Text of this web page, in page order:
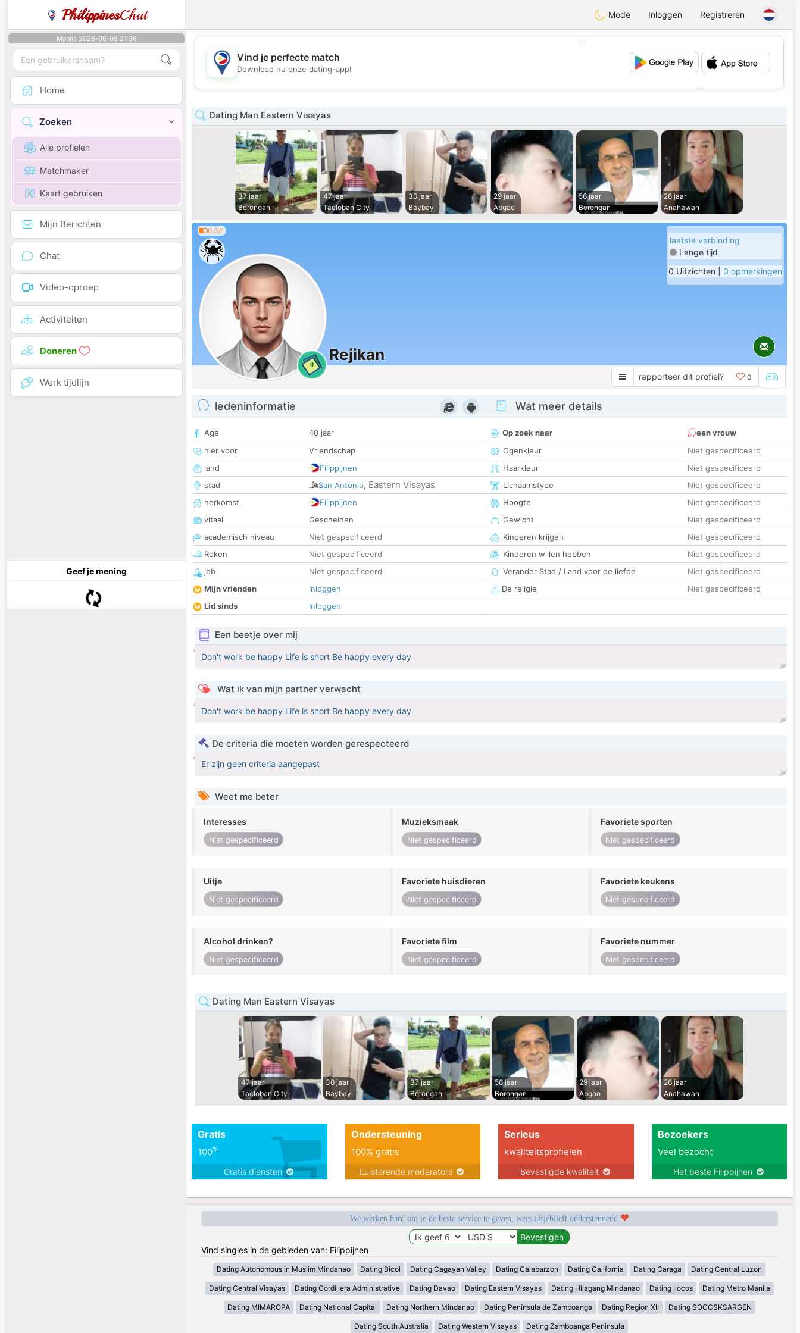
PhilippinesChat Mode Inloggen Registreren
Manila 2026-08-08 21:36
Home
Zoeken
Alle profielen
Matchmaker
Kaart gebruiken
Mijn Berichten
Chat
Video-oproep
Activiteiten
Doneren
Werk tijdlijn
Geef je mening
💕
Vind je perfecte match
Download nu onze dating-app!
Dating Man Eastern Visayas
37 jaar
Borongan
47 jaar
Tacloban City
30 jaar
Baybay
29 jaar
Abgao
56 jaar
Borongan
26 jaar
Anahawan
0.3/1
0
Rejikan
laatste verbinding
Lange tijd
0 Uitzichten | 0 opmerkingen
rapporteer dit profiel? 0
ledeninformatie
Age
40 jaar
hier voor
Vriendschap
land
Filippijnen
stad
San Antonio, Eastern Visayas
herkomst
Filippijnen
vitaal
Gescheiden
academisch niveau
Niet gespecificeerd
Roken
Niet gespecificeerd
job
Niet gespecificeerd
Mijn vrienden
Inloggen
Lid sinds
Inloggen
Wat meer details
Op zoek naar
een vrouw
Ogenkleur
Niet gespecificeerd
Haarkleur
Niet gespecificeerd
Lichaamstype
Niet gespecificeerd
Hoogte
Niet gespecificeerd
Gewicht
Niet gespecificeerd
Kinderen krijgen
Niet gespecificeerd
Kinderen willen hebben
Niet gespecificeerd
Verander Stad / Land voor de liefde
Niet gespecificeerd
De religie
Niet gespecificeerd
Een beetje over mij
Don't work be happy Life is short Be happy every day
Wat ik van mijn partner verwacht
Don't work be happy Life is short Be happy every day
De criteria die moeten worden gerespecteerd
Er zijn geen criteria aangepast
Weet me beter
Interesses
Niet gespecificeerd
Muzieksmaak
Niet gespecificeerd
Favoriete sporten
Niet gespecificeerd
Uitje
Niet gespecificeerd
Favoriete huisdieren
Niet gespecificeerd
Favoriete keukens
Niet gespecificeerd
Alcohol drinken?
Niet gespecificeerd
Favoriete film
Niet gespecificeerd
Favoriete nummer
Niet gespecificeerd
Dating Man Eastern Visayas
47 jaar
Tacloban City
30 jaar
Baybay
37 jaar
Borongan
56 jaar
Borongan
29 jaar
Abgao
26 jaar
Anahawan
Gratis
100%
Gratis diensten
Ondersteuning
100% gratis
Luisterende moderators
Serieus
kwaliteitsprofielen
Bevestigde kwaliteit
Bezoekers
Veel bezocht
Het beste Filippijnen
We werken hard om je de beste service te geven, wees alsjeblieft ondersteunend
Vind singles in de gebieden van: Filippijnen
Dating Autonomous in Muslim Mindanao Dating Bicol Dating Cagayan Valley Dating Calabarzon Dating California Dating Caraga Dating Central Luzon
Dating Central Visayas Dating Cordillera Administrative Dating Davao Dating Eastern Visayas Dating Hilagang Mindanao Dating Ilocos Dating Metro Manila
Dating MIMAROPA Dating National Capital Dating Northern Mindanao Dating Península de Zamboanga Dating Region XII Dating SOCCSKSARGEN
Dating South Australia Dating Western Visayas Dating Zamboanga Peninsula